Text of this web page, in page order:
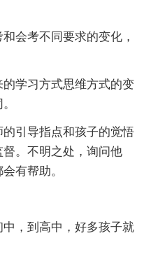
会考不同要求的变化，
学习方式思维方式的变
引导指点和孩子的觉悟
。不明之处，询问他
有帮助。
，到高中，好多孩子就